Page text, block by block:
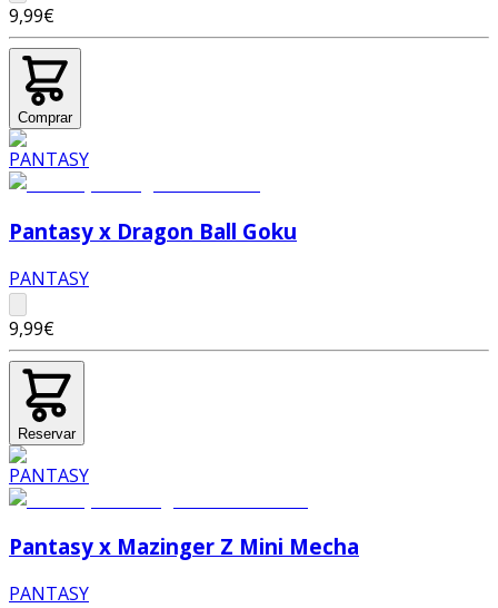
9,99€
Comprar
Pantasy x Dragon Ball Goku
PANTASY
9,99€
Reservar
Pantasy x Mazinger Z Mini Mecha
PANTASY